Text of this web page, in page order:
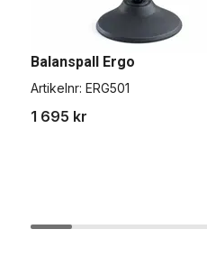
Balanspall Ergo
Artikelnr: ERG501
1 695 kr